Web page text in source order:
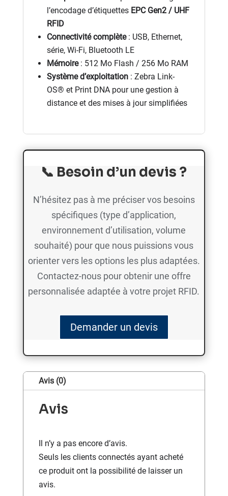
l’encodage d’étiquettes EPC Gen2 / UHF
RFID
Connectivité complète: USB, Ethernet,
série, Wi-Fi, Bluetooth LE
Mémoire: 512 Mo Flash / 256 Mo RAM
Système d’exploitation: Zebra Link-
OS® et Print DNA pour une gestion à
distance et des mises à jour simplifiées
📞 Besoin d’un devis ?
N’hésitez pas à me préciser vos besoins
spécifiques (type d’application,
environnement d’utilisation, volume
souhaité) pour que nous puissions vous
orienter vers les options les plus adaptées.
Contactez-nous pour obtenir une offre
personnalisée adaptée à votre projet RFID.
Demander un devis
Avis (0)
Avis
Il n’y a pas encore d’avis.
Seuls les clients connectés ayant acheté
ce produit ont la possibilité de laisser un
avis.